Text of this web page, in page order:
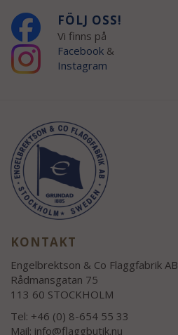
FÖLJ OSS!
Vi finns på
Facebook&
Instagram
KONTAKT
Engelbrektson & Co Flaggfabrik AB
Rådmansgatan 75
113 60 STOCKHOLM
Tel: +46 (0) 8-654 55 33
Mail: info@flaggbutik.nu